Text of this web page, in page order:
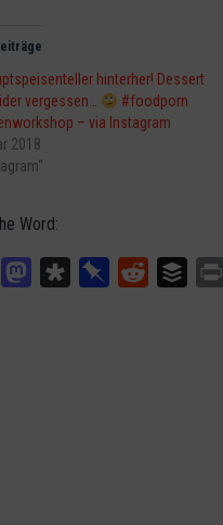
hinterher! Dessert
vergessen…
#foodporn
– via Instagram
2018
Word:
Pocket MastodonDiasporaPinboardReddit Buffer